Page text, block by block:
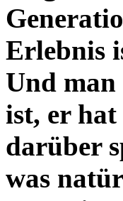
Erlebnis
Und
ist, er
darüber
was